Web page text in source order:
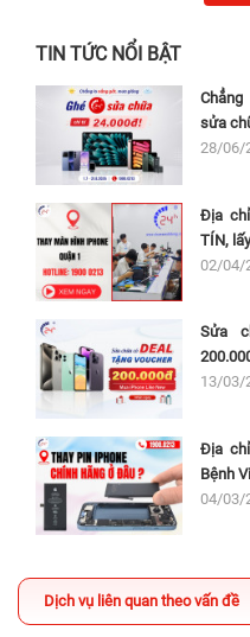
TIN TỨC NỔI BẬT
sửa
28/06/
Địa
TÍN,
02/04/
Sửa
13/03/
Địa
Bệnh
04/03/
Dịch vụ liên quan theo vấn đề